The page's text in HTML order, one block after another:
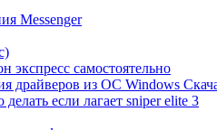
Messenger
самостоятельно
драйверов из OC Windows
если лагает sniper elite 3